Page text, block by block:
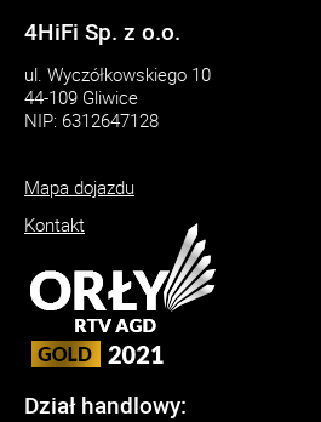
4HiFi Sp. z o.o.
ul. Wyczółkowskiego 10
44-109 Gliwice
NIP: 6312647128
Mapa dojazdu
Kontakt
Dział handlowy: